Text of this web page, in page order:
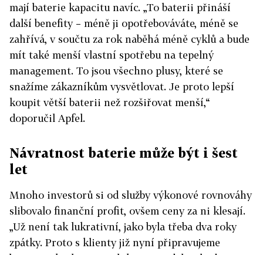
mají baterie kapacitu navíc. „To baterii přináší
další benefity – méně ji opotřebováváte, méně se
zahřívá, v součtu za rok naběhá méně cyklů a bude
mít také menší vlastní spotřebu na tepelný
management. To jsou všechno plusy, které se
snažíme zákazníkům vysvětlovat. Je proto lepší
koupit větší baterii než rozšiřovat menší,“
doporučil Apfel.
Návratnost baterie může být i šest
let
Mnoho investorů si od služby výkonové rovnováhy
slibovalo finanční profit, ovšem ceny za ni klesají.
„Už není tak lukrativní, jako byla třeba dva roky
zpátky. Proto s klienty již nyní připravujeme